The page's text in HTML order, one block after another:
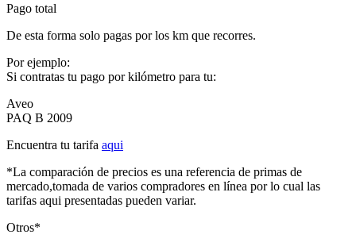
Pago total
De esta forma solo pagas por los km que recorres.
Por ejemplo:
Si contratas tu pago por kilómetro para tu:
Aveo
PAQ B 2009
Encuentra tu tarifa aqui
*La comparación de precios es una referencia de primas de
mercado,tomada de varios compradores en línea por lo cual las
tarifas aqui presentadas pueden variar.
Otros*